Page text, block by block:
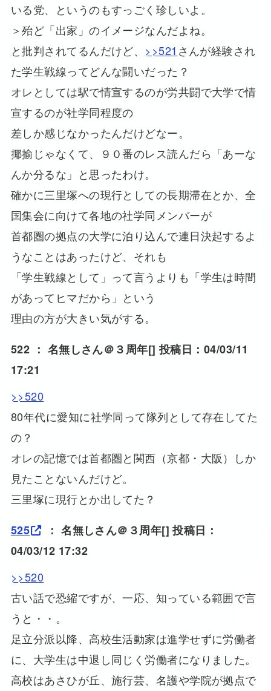
いる党、というのもすっごく珍しいよ。
＞殆ど「出家」のイメージなんだよね。
と批判されてるんだけど、 >>521 さんが経験され
た学生戦線ってどんな闘いだった？
オレとしては駅で情宣するのが労共闘で大学で情
宣するのが社学同程度の
差しか感じなかったんだけどなー。
揶揄じゃなくて、９０番のレス読んだら「あーな
んか分るな」と思ったわけ。
確かに三里塚への現行としての長期滞在とか、全
国集会に向けて各地の社学同メンバーが
首都圏の拠点の大学に泊り込んで連日決起するよ
うなことはあったけど、それも
「学生戦線として」って言うよりも「学生は時間
があってヒマだから」という
理由の方が大きい気がする。
522 ： 名無しさん＠３周年[] 投稿日：04/03/11
17:21
>>520
80年代に愛知に社学同って隊列として存在してた
の？
オレの記憶では首都圏と関西（京都・大阪）しか
見たことないんだけど。
三里塚に現行とか出してた？
525
：名無しさん＠３周年[] 投稿日：
04/03/12 17:32
>>520
古い話で恐縮ですが、一応、知っている範囲で言
うと・・。
足立分派以降、高校生活動家は進学せずに労働者
に、大学生は中退し同じく労働者になりました。
高校はあさひが丘、施行芸、名護や学院が拠点で